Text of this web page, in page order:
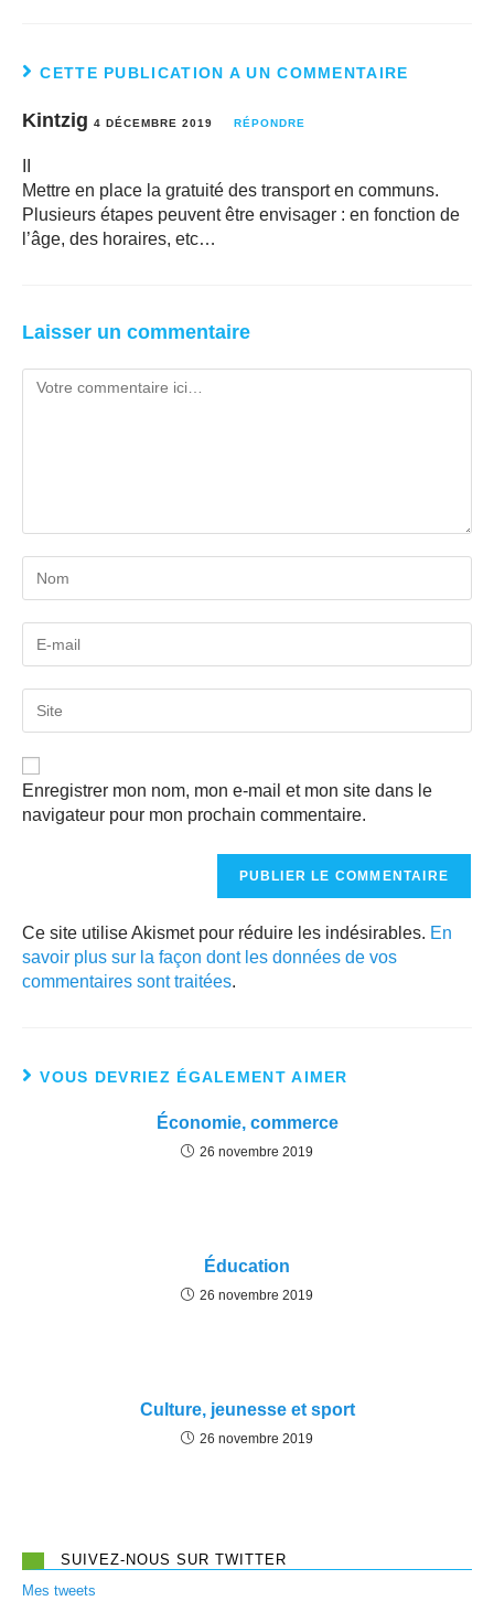
CETTE PUBLICATION A UN COMMENTAIRE
Kintzig 4 DÉCEMBRE 2019 RÉPONDRE
Mettre en place la gratuité des transport en communs.
Plusieurs étapes peuvent être envisager : en fonction de
l’âge, des horaires, etc…
Laisser un commentaire
Enregistrer mon nom, mon e-mail et mon site dans le
navigateur pour mon prochain commentaire.
Ce site utilise Akismet pour réduire les indésirables. En
savoir plus sur la façon dont les données de vos
commentaires sont traitées.
VOUS DEVRIEZ ÉGALEMENT AIMER
Économie, commerce
26 novembre 2019
Éducation
26 novembre 2019
Culture, jeunesse et sport
26 novembre 2019
SUIVEZ-NOUS SUR TWITTER
Mes tweets